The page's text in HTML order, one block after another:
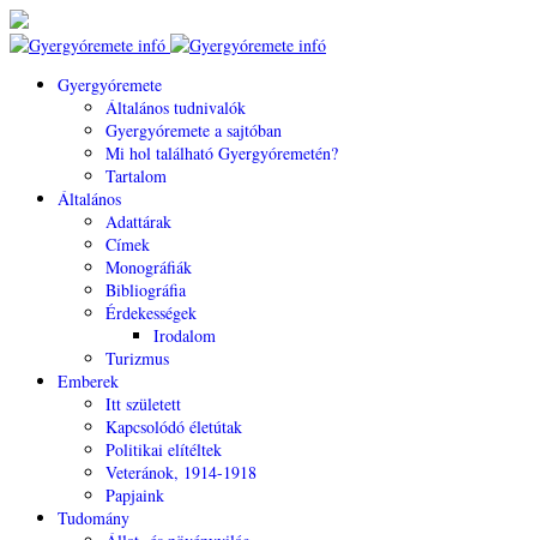
Gyergyóremete
Általános tudnivalók
Gyergyóremete a sajtóban
Mi hol található Gyergyóremetén?
Tartalom
Általános
Adattárak
Címek
Monográfiák
Bibliográfia
Érdekességek
Irodalom
Turizmus
Emberek
Itt született
Kapcsolódó életútak
Politikai elítéltek
Veteránok, 1914-1918
Papjaink
Tudomány